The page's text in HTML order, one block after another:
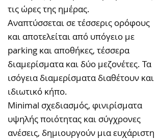
τις ώρες της ημέρας.
Αναπτύσσεται σε τέσσερις ορόφους
και αποτελείται από υπόγειο με
parking και αποθήκες, τέσσερα
διαμερίσματα και δύο μεζονέτες. Τα
ισόγεια διαμερίσματα διαθέτουν και
ιδιωτικό κήπο.
Minimal σχεδιασμός, φινιρίσματα
υψηλής ποιότητας και σύγχρονες
ανέσεις, δημιουργούν μια ευχάριστη